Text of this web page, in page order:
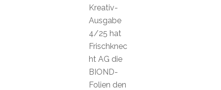
Kreativ-
Ausgabe
4/25 hat
Frischknec
ht AG die
BIOND-
Folien den